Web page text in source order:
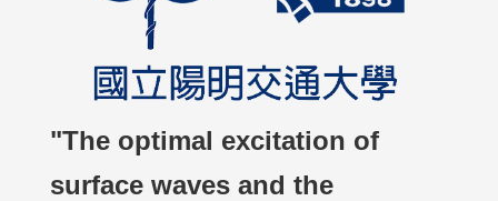
"The optimal excitation of
surface waves and the